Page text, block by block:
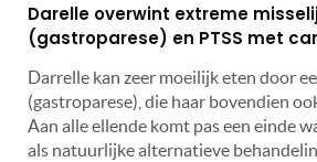
Darelle overwint extreme
(gastroparese) en PTSS met
Darrelle kan zeer moeilijk eten door
(gastroparese), die haar bovendien
Aan alle ellende komt pas een einde
als natuurlijke alternatieve